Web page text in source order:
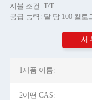
지불 조건: T/T
공급 능력: 달 당 100 킬로
세
1제품 이름:
2어떤 CAS: